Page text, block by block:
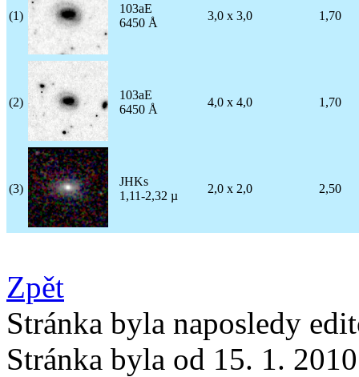
(1)
103aE
6450 Å
3,0 x 3,0 1,70
(2)
103aE
6450 Å
4,0 x 4,0 1,70
(3)
JHKs
1,11-2,32 µ
2,0 x 2,0 2,50
Zpět
Stránka byla naposledy
Stránka byla od 15. 1.